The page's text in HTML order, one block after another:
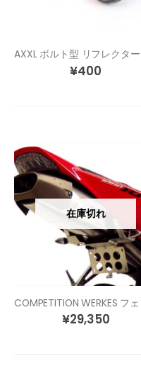
¥400
在庫切れ
¥29,350